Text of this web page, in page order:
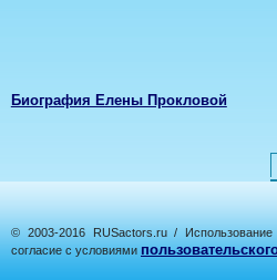
Биография Елены Прокловой
© 2003-2016 RUSactors.ru / Использование
согласие с условиями